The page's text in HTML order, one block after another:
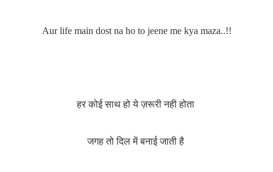
Aur life main dost na ho to jeene me kya maza..!!
हर कोई साथ हो ये ज़रूरी नही होता
जगह तो दिल में बनाई जाती है